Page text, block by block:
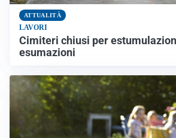
ATTUALITÀ
LAVORI
Cimiteri chiusi per
esumazioni